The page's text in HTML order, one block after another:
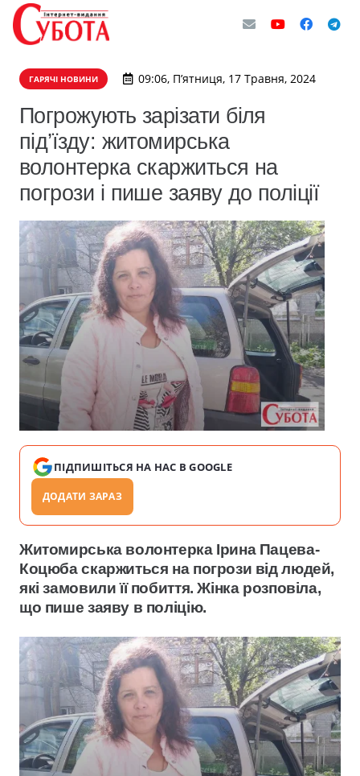
ГАРЯЧІ НОВИНИ 09:06, П’ятниця, 17 Травня, 2024
Погрожують зарізати біля
під’їзду: житомирська
волонтерка скаржиться на
погрози і пише заяву до поліції
ПІДПИШІТЬСЯ НА НАС В GOOGLE
ДОДАТИ ЗАРАЗ
Житомирська волонтерка Ірина Пацева-
Коцюба скаржиться на погрози від людей,
які замовили її побиття. Жінка розповіла,
що пише заяву в поліцію.